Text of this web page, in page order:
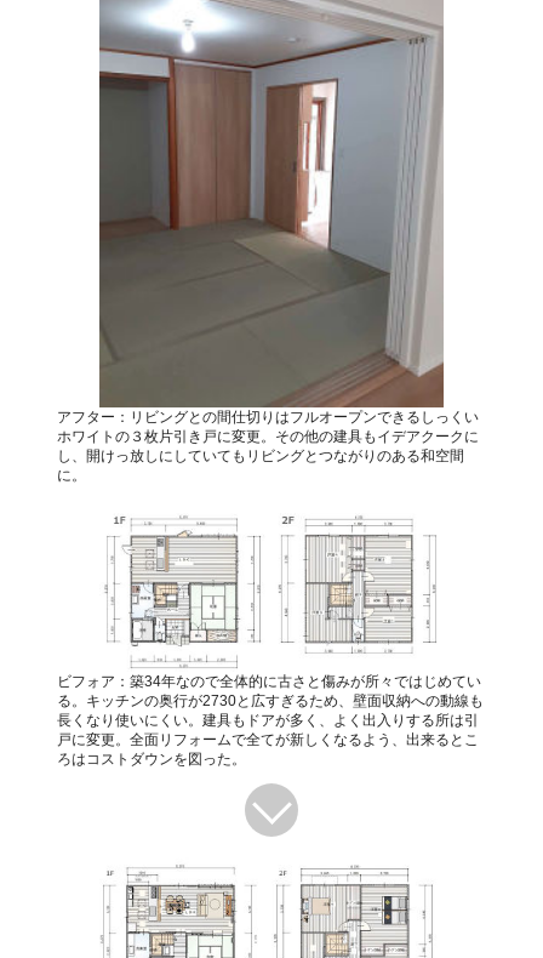
アフター：リビングとの間仕切りはフルオープンできるしっくい
ホワイトの３枚片引き戸に変更。その他の建具もイデアクークに
し、開けっ放しにしていてもリビングとつながりのある和空間
に。
ビフォア：築34年なので全体的に古さと傷みが所々ではじめてい
る。キッチンの奥行が2730と広すぎるため、壁面収納への動線も
長くなり使いにくい。建具もドアが多く、よく出入りする所は引
戸に変更。全面リフォームで全てが新しくなるよう、出来るとこ
ろはコストダウンを図った。